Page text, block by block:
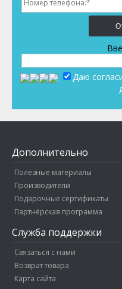
Даю
Дополнительно
Полезные материалы
Производители
Подарочные сертификаты
Партнёрская программа
Служба поддержки
Связаться с нами
Возврат товара
Карта сайта